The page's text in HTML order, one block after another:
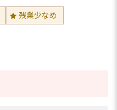
残業少なめ